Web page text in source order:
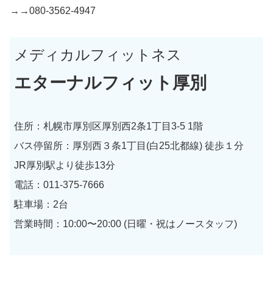
→→080-3562-4947
メディカルフィットネス
エターナルフィット厚別
住所：札幌市厚別区厚別西2条1丁目3-5 1階
バス停留所：厚別西３条1丁目(白25北都線) 徒歩１分
JR厚別駅より徒歩13分
電話：011-375-7666
駐車場：2台
営業時間：10:00〜20:00 (日曜・祝はノースタッフ)